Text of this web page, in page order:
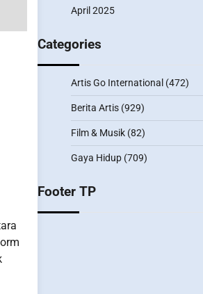
April 2025
Categories
Artis Go International (472)
Berita Artis(929)
Film & Musik(82)
Gaya Hidup(709)
Footer TP